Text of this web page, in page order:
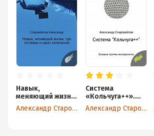
Навык,
меняющий жизнь:
три похвалы и
одно замечаниеАлександр Старовойтов
Система
«Кольчуга++».
Базовые приемы
управления
Александр Старовойтов